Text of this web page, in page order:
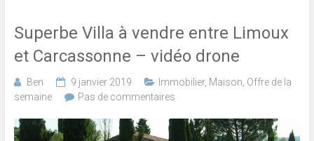
Superbe Villa à vendre entre Limoux
et Carcassonne – vidéo drone
Ben 9 janvier 2019 Immobilier, Maison Offre de la
semaine
Pas de commentaires